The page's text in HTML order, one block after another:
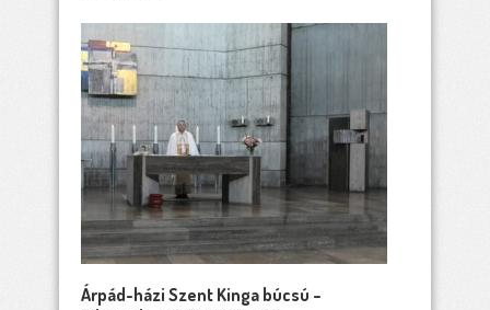
Árpád-házi Szent Kinga búcsú –